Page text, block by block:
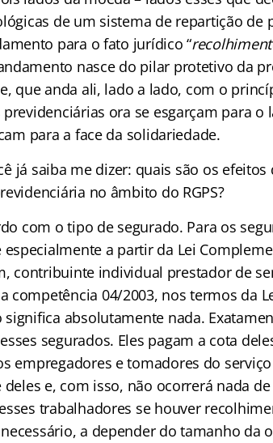
de um sistema de repartição de
para o fato jurídico “
nasce do pilar protetivo da
que anda ali, lado a lado, com o
ora se esgarçam para o
para a face da solidariedade.
já saiba me dizer: quais são os
no âmbito do RGPS?
com o tipo de segurado. Para os
a partir da Lei
contribuinte individual prestador de
competência 04/2003, nos termos da
absolutamente nada.
segurados. Eles pagam a cota
empregadores e tomadores do
e, com isso, não ocorrerá nada
trabalhadores se houver
a depender do tamanho da